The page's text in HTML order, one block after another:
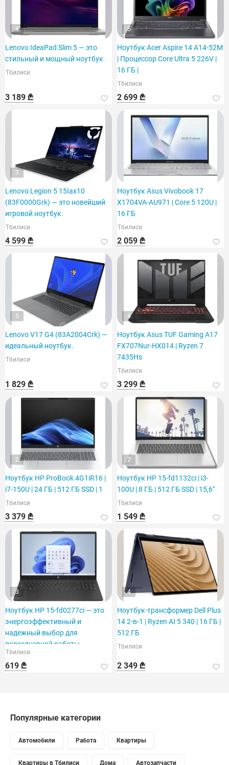
4
Lenovo IdeaPad Slim 5 — это
стильный и мощный ноутбук.
Тбилиси
3 189 ₾
5
Ноутбук Acer Aspire 14 A14-52M
| Процессор Core Ultra 5 226V |
16 ГБ |
Тбилиси
2 699 ₾
3
Lenovo Legion 5 15Iax10
(83F0000Grk) — это новейший
игровой ноутбук.
Тбилиси
4 599 ₾
Ноутбук Asus Vivobook 17
X1704VA-AU971 | Core 5 120U |
16 ГБ
Тбилиси
2 059 ₾
5
Lenovo V17 G4 (83A2004Crk) —
идеальный ноутбук.
Тбилиси
1 829 ₾
4
Ноутбук Asus TUF Gaming A17
FX707Nur-HX014 | Ryzen 7
7435Hs
Тбилиси
3 299 ₾
2
Ноутбук HP ProBook 4G1iR16 |
i7-150U | 24 ГБ | 512 ГБ SSD | 1
Тбилиси
3 379 ₾
2
Ноутбук HP 15-fd1132ci | i3-
100U | 8 ГБ | 512 ГБ SSD | 15,6"
Тбилиси
1 549 ₾
3
Ноутбук HP 15-fd0277ci — это
энергоэффективный и
надежный выбор для
повседневной работы.
Тбилиси
619 ₾
4
Ноутбук-трансформер Dell Plus
14 2-в-1 | Ryzen AI 5 340 | 16 ГБ |
512 ГБ
Тбилиси
2 349 ₾
Популярные категории
Автомобили Работа Квартиры
Квартиры в Тбилиси Дома Автозапчасти